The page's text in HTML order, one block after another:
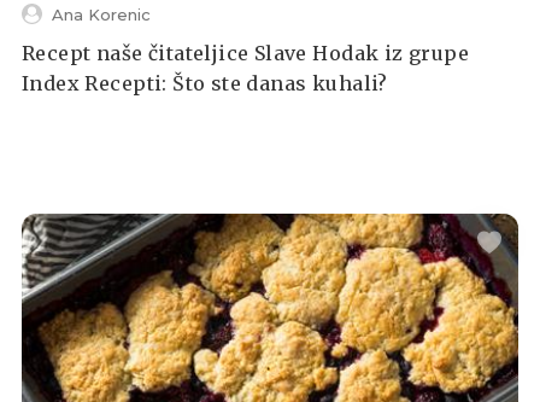
Ana Korenic
Recept naše čitateljice Slave Hodak iz grupe
Index Recepti: Što ste danas kuhali?